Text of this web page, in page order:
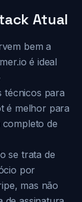
Atual
bem a
é ideal
técnicos para
é melhor para
completo de
se trata de
por
mas não